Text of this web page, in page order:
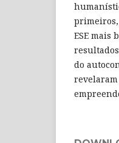
primeiros,
ESE mais
do